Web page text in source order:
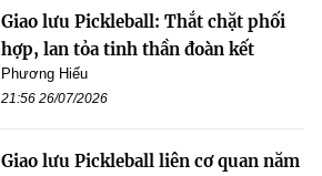
Giao lưu Pickleball: Thắt chặt phối
hợp, lan tỏa tinh thần đoàn kết
Phương Hiếu
21:56 26/07/2026
Giao lưu Pickleball liên cơ quan năm